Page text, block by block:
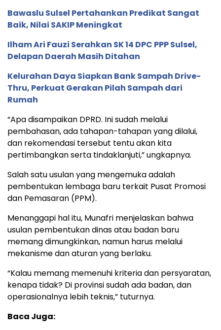
Bawaslu Sulsel Pertahankan Predikat Sangat
Baik, Nilai SAKIP Meningkat
Ilham Ari Fauzi Serahkan SK 14 DPC PPP Sulsel,
Delapan Daerah Masih Ditahan
Kelurahan Daya Siapkan Bank Sampah Drive-
Thru, Perkuat Gerakan Pilah Sampah dari
Rumah
“Apa disampaikan DPRD. Ini sudah melalui
pembahasan, ada tahapan-tahapan yang dilalui,
dan rekomendasi tersebut tentu akan kita
pertimbangkan serta tindaklanjuti,” ungkapnya.
Salah satu usulan yang mengemuka adalah
pembentukan lembaga baru terkait Pusat Promosi
dan Pemasaran (PPM).
Menanggapi hal itu, Munafri menjelaskan bahwa
usulan pembentukan dinas atau badan baru
memang dimungkinkan, namun harus melalui
mekanisme dan aturan yang berlaku.
“Kalau memang memenuhi kriteria dan persyaratan,
kenapa tidak? Di provinsi sudah ada badan, dan
operasionalnya lebih teknis,” tuturnya.
Baca Juga: